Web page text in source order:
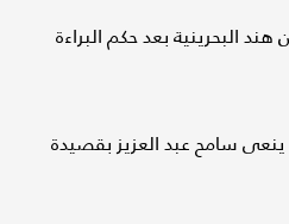
البحرينية بعد حكم البراءة
سامح عبد العزيز بقصيدة